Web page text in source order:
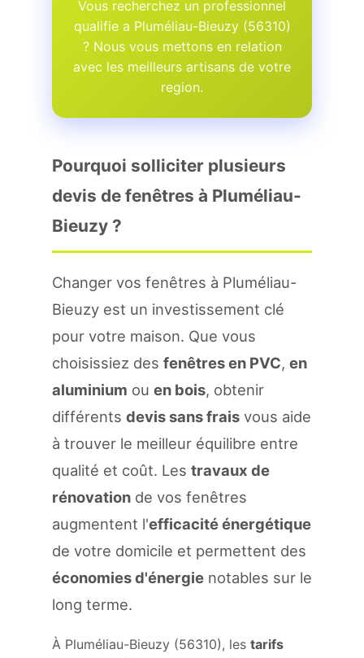
Vous recherchez un professionnel
qualifie a Pluméliau-Bieuzy (56310)
? Nous vous mettons en relation
avec les meilleurs artisans de votre
region.
Pourquoi solliciter plusieurs
devis de fenêtres à Pluméliau-
Bieuzy ?
Changer vos fenêtres à Pluméliau-
Bieuzy est un investissement clé
pour votre maison. Que vous
choisissiez des fenêtres en PVC, en
aluminium ou en bois, obtenir
différents devis sans frais vous aide
à trouver le meilleur équilibre entre
qualité et coût. Les travaux de
rénovation de vos fenêtres
augmentent l'efficacité énergétique
de votre domicile et permettent des
économies d'énergie notables sur le
long terme.
À Pluméliau-Bieuzy (56310), les tarifs